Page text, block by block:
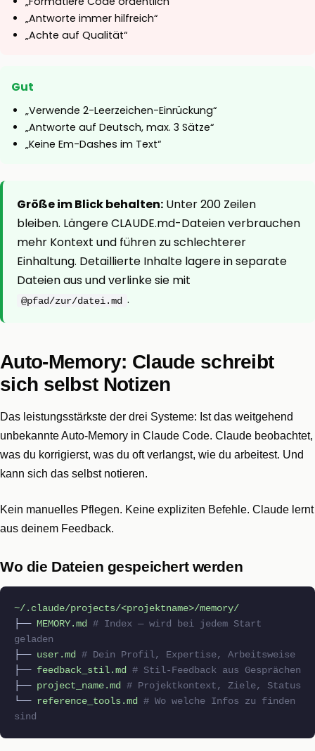
„Antworte immer hilfreich“
„Achte auf Qualität“
Gut
„Verwende 2-Leerzeichen-Einrückung“
„Antworte auf Deutsch, max. 3 Sätze“
„Keine Em-Dashes im Text“
Größe im Blick behalten: Unter 200 Zeilen
bleiben. Längere CLAUDE.md-Dateien verbrauchen
mehr Kontext und führen zu schlechterer
Einhaltung. Detaillierte Inhalte lagere in separate
Dateien aus und verlinke sie mit
@pfad/zur/datei.md .
Auto-Memory: Claude schreibt
sich selbst Notizen
Das leistungsstärkste der drei Systeme: Ist das weitgehend
unbekannte Auto-Memory in Claude Code. Claude beobachtet,
was du korrigierst, was du oft verlangst, wie du arbeitest. Und
kann sich das selbst notieren.
Kein manuelles Pflegen. Keine expliziten Befehle. Claude lernt
aus deinem Feedback.
Wo die Dateien gespeichert werden
~/.claude/projects/<projektname>/memory/
├── MEMORY.md # Index — wird bei jedem Start
geladen
├── user.md # Dein Profil, Expertise, Arbeitsweise
├── feedback_stil.md # Stil-Feedback aus Gesprächen
├── project_name.md # Projektkontext, Ziele, Status
└── reference_tools.md # Wo welche Infos zu finden
sind